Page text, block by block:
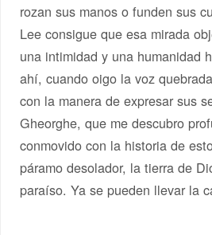
rozan sus manos o funden sus
Lee consigue que esa mirada
una intimidad y una humanidad
ahí, cuando oigo la voz
con la manera de expresar sus
Gheorghe, que me descubro
conmovido con la historia de
páramo desolador, la tierra de
paraíso. Ya se pueden llevar la